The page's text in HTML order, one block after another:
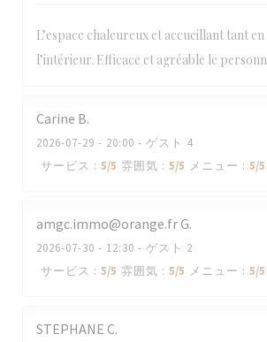
L’espace chaleureux et accueillant tant
l’intérieur. Efficace et agréable le
Carine B
2026-07-29 - 20:00 - ゲスト 4
サービス : 5/5 雰囲気 : 5/5 メニュー : 5/5
amgc.immo@orange.frG
2026-07-30 - 12:30 - ゲスト 2
サービス : 5/5 雰囲気 : 5/5 メニュー : 5/5
STEPHANE C